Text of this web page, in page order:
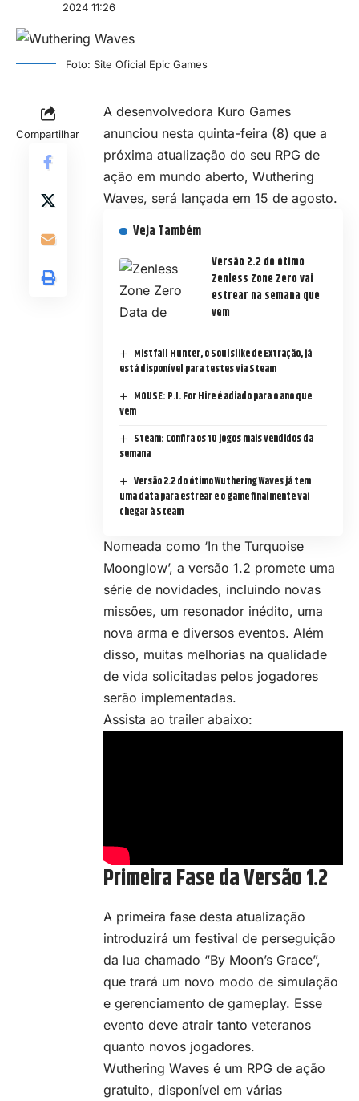
2024 11:26
Foto: Site Oficial Epic Games
Compartilhar
A desenvolvedora Kuro Games
anunciou nesta quinta-feira (8) que a
próxima atualização do seu RPG de
ação em mundo aberto, Wuthering
Waves, será lançada em 15 de agosto.
Veja Também
Versão 2.2 do ótimo
Zenless Zone Zero vai
estrear na semana que
vem
Mistfall Hunter, o Soulslike de Extração, já
está disponível para testes via Steam
MOUSE: P.I. For Hire é adiado para o ano que
vem
Steam: Confira os 10 jogos mais vendidos da
semana
Versão 2.2 do ótimo Wuthering Waves já tem
uma data para estrear e o game finalmente vai
chegar à Steam
Nomeada como ‘In the Turquoise
Moonglow’, a versão 1.2 promete uma
série de novidades, incluindo novas
missões, um resonador inédito, uma
nova arma e diversos eventos. Além
disso, muitas melhorias na qualidade
de vida solicitadas pelos jogadores
serão implementadas.
Assista ao trailer abaixo:
Primeira Fase da Versão 1.2
A primeira fase desta atualização
introduzirá um festival de perseguição
da lua chamado “By Moon’s Grace”,
que trará um novo modo de simulação
e gerenciamento de gameplay. Esse
evento deve atrair tanto veteranos
quanto novos jogadores.
Wuthering Waves é um RPG de ação
gratuito, disponível em várias